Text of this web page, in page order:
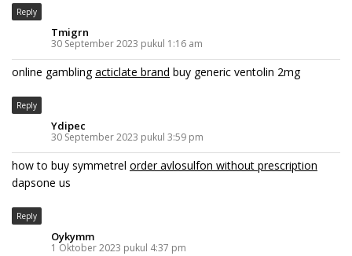
Reply
Tmigrn
30 September 2023 pukul 1:16 am
online gamblingacticlate brand buy generic ventolin 2mg
Reply
Ydipec
30 September 2023 pukul 3:59 pm
how to buy symmetrel order avlosulfon without prescription
dapsone us
Reply
Oykymm
1 Oktober 2023 pukul 4:37 pm